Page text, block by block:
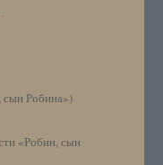
Робина»)
«Робин, сын